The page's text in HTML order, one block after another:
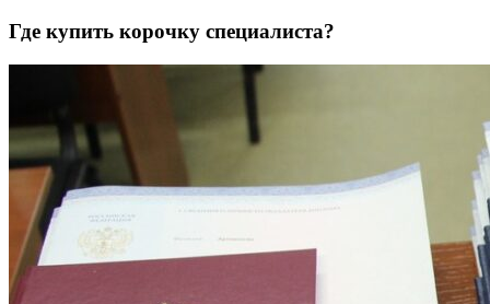
Где купить корочку специалиста?